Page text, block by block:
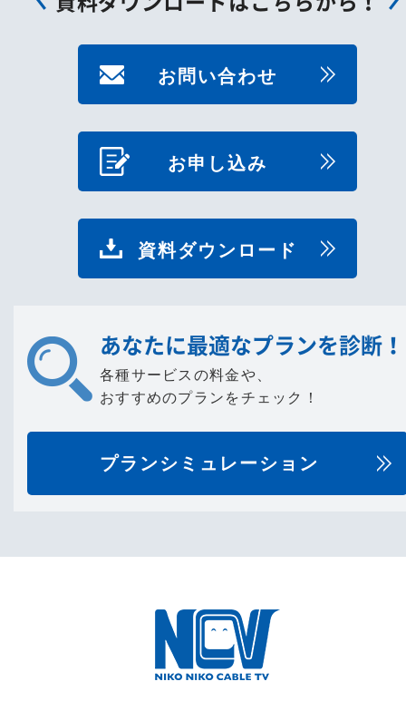
お問い合わせ
お申し込み
資料ダウンロード
あなたに最適なプランを診断！
各種サービスの料金や、
おすすめのプランをチェック！
プランシミュレーション